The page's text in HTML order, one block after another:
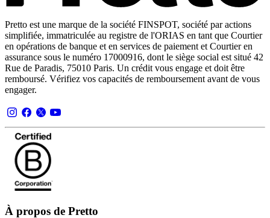
Pretto est une marque de la société FINSPOT, société par actions
simplifiée, immatriculée au registre de l'ORIAS en tant que Courtier
en opérations de banque et en services de paiement et Courtier en
assurance sous le numéro 17000916, dont le siège social est situé 42
Rue de Paradis, 75010 Paris. Un crédit vous engage et doit être
remboursé. Vérifiez vos capacités de remboursement avant de vous
engager.
À propos de Pretto